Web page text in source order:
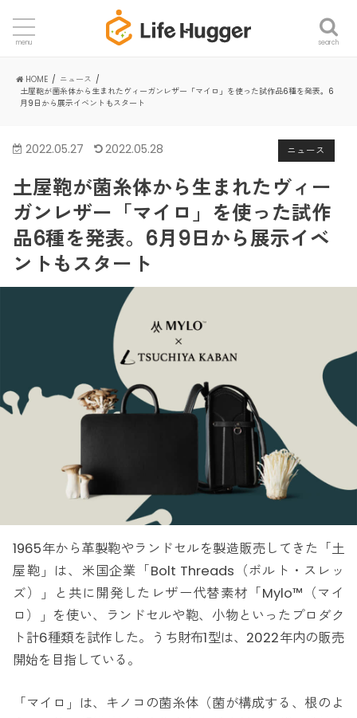
search
menu
HOME
ニュース
土屋鞄が菌糸体から生まれたヴィーガンレザー「マイロ」を使った試作品6種を発表。6
月9日から展示イベントもスタート
ニュース
2022.05.27 2022.05.28
土屋鞄が菌糸体から生まれたヴィー
ガンレザー「マイロ」を使った試作
品6種を発表。6月9日から展示イベ
ントもスタート
1965年から革製鞄やランドセルを製造販売してきた「土
屋鞄」は、米国企業「Bolt Threads（ボルト・スレッ
ズ）」と共に開発したレザー代替素材「Mylo™（マイ
ロ）」を使い、ランドセルや鞄、小物といったプロダク
ト計6種類を試作した。うち財布1型は、2022年内の販売
開始を目指している。
「マイロ」は、キノコの菌糸体（菌が構成する、根のよ